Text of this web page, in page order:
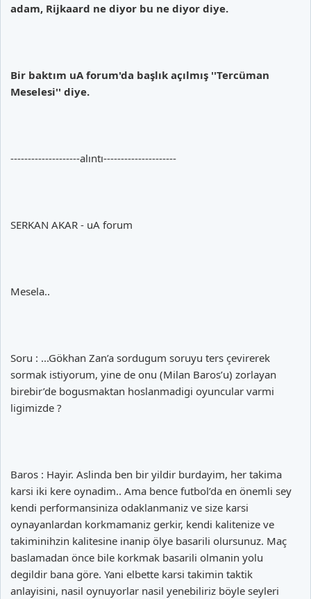
adam, Rijkaard ne diyor bu ne diyor diye.
Bir baktım uA forum'da başlık açılmış ''Tercüman
Meselesi'' diye.
--------------------alıntı---------------------
SERKAN AKAR - uA forum
Mesela..
Soru : ...Gökhan Zan’a sordugum soruyu ters çevirerek
sormak istiyorum, yine de onu (Milan Baros’u) zorlayan
birebir’de bogusmaktan hoslanmadigi oyuncular varmi
ligimizde ?
Baros : Hayir. Aslinda ben bir yildir burdayim, her takima
karsi iki kere oynadim.. Ama bence futbol’da en önemli sey
kendi performansiniza odaklanmaniz ve size karsi
oynayanlardan korkmamaniz gerkir, kendi kalitenize ve
takiminihzin kalitesine inanip ölye basarili olursunuz. Maç
baslamadan önce bile korkmak basarili olmanin yolu
degildir bana göre. Yani elbette karsi takimin taktik
anlayisini, nasil oynuyorlar nasil yenebiliriz böyle seyleri